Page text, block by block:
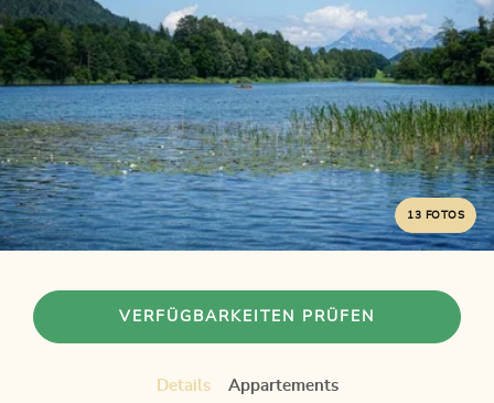
13 FOTOS
VERFÜGBARKEITEN PRÜFEN
Details Appartements